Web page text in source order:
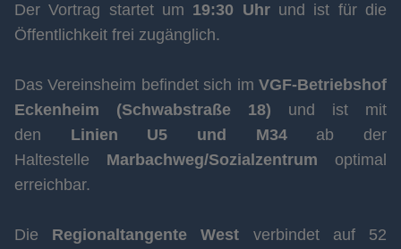
Der Vortrag startet um 19:30 Uhrund ist für die
Öffentlichkeit frei zugänglich.
Das Vereinsheim befindet sich im VGF-Betriebshof
Eckenheim (Schwabstraße 18) und ist mit
den Linien U5 und M34ab der
Haltestelle Marbachweg/Sozialzentrum optimal
erreichbar.
Die Regionaltangente West verbindet auf 52